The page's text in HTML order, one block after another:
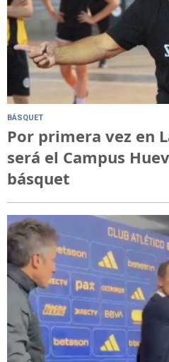
BÁSQUET
Por primera vez en
será el Campus
básquet